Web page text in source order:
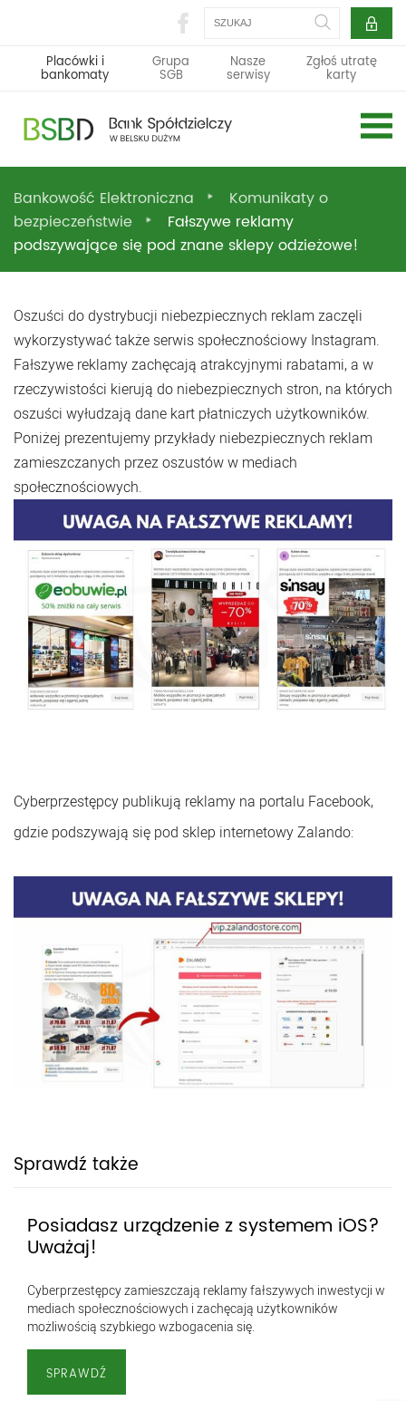
Szukaj
Placówki i
bankomaty
Grupa
SGB
Nasze
serwisy
Zgłoś utratę
karty
Bankowość Elektroniczna
Komunikaty o
bezpieczeństwie
Fałszywe reklamy
podszywające się pod znane sklepy odzieżowe!
Oszuści do dystrybucji niebezpiecznych reklam zaczęli
wykorzystywać także serwis społecznościowy Instagram.
Fałszywe reklamy zachęcają atrakcyjnymi rabatami, a w
rzeczywistości kierują do niebezpiecznych stron, na których
oszuści wyłudzają dane kart płatniczych użytkowników.
Poniżej prezentujemy przykłady niebezpiecznych reklam
zamieszczanych przez oszustów w mediach
społecznościowych.
Cyberprzestępcy publikują reklamy na portalu Facebook,
gdzie podszywają się pod sklep internetowy Zalando:
Sprawdź także
Posiadasz urządzenie z systemem iOS?
Uważaj!
Cyberprzestępcy zamieszczają reklamy fałszywych inwestycji w
mediach społecznościowych i zachęcają użytkowników
możliwością szybkiego wzbogacenia się.
SPRAWDŹ